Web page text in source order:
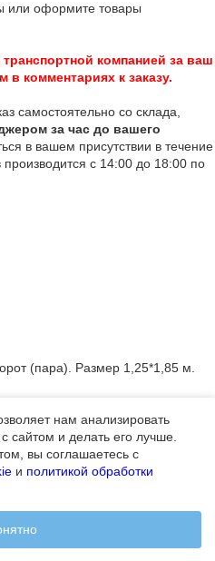
нам анализировать
сайтом и делать его лучше.
вы соглашаетесь с
и политикой обработки
или оформите товары
компанией за ваш
в комментариях к заказу.
самостоятельно со склада,
за час до вашего
в вашем присутствии в течение
производится с 14:00 до 18:00 по
(пара). Размер 1,25*1,85 м.
или товар отсутствует
час.